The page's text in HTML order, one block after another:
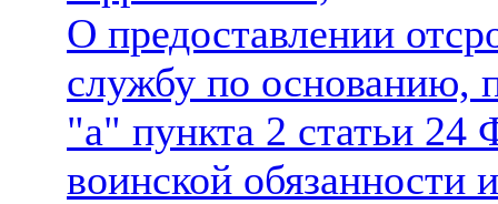
О предоставлении
службу по основанию,
"а" пункта 2 статьи 24
воинской